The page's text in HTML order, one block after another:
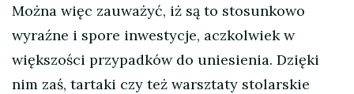
Można więc zauważyć, iż są to stosunkowo
wyraźne i spore inwestycje, aczkolwiek w
większości przypadków do uniesienia. Dzięki
nim zaś, tartaki czy też warsztaty stolarskie